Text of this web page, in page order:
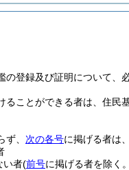
の登録及び証明について、
ることができる者は、住民
、 次の各号に掲げる者は
い者(前号に掲げる者を除く